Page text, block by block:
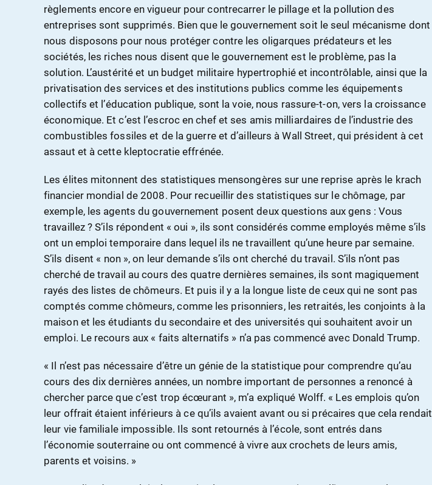
règlements encore en vigueur pour contrecarrer le pillage et la pollution des
entreprises sont supprimés. Bien que le gouvernement soit le seul mécanisme dont
nous disposons pour nous protéger contre les oligarques prédateurs et les
sociétés, les riches nous disent que le gouvernement est le problème, pas la
solution. L’austérité et un budget militaire hypertrophié et incontrôlable, ainsi que la
privatisation des services et des institutions publics comme les équipements
collectifs et l’éducation publique, sont la voie, nous rassure-t-on, vers la croissance
économique. Et c’est l’escroc en chef et ses amis milliardaires de l’industrie des
combustibles fossiles et de la guerre et d’ailleurs à Wall Street, qui président à cet
assaut et à cette kleptocratie effrénée.
Les élites mitonnent des statistiques mensongères sur une reprise après le krach
financier mondial de 2008. Pour recueillir des statistiques sur le chômage, par
exemple, les agents du gouvernement posent deux questions aux gens : Vous
travaillez ? S’ils répondent « oui », ils sont considérés comme employés même s’ils
ont un emploi temporaire dans lequel ils ne travaillent qu’une heure par semaine.
S’ils disent « non », on leur demande s’ils ont cherché du travail. S’ils n’ont pas
cherché de travail au cours des quatre dernières semaines, ils sont magiquement
rayés des listes de chômeurs. Et puis il y a la longue liste de ceux qui ne sont pas
comptés comme chômeurs, comme les prisonniers, les retraités, les conjoints à la
maison et les étudiants du secondaire et des universités qui souhaitent avoir un
emploi. Le recours aux « faits alternatifs » n’a pas commencé avec Donald Trump.
« Il n’est pas nécessaire d’être un génie de la statistique pour comprendre qu’au
cours des dix dernières années, un nombre important de personnes a renoncé à
chercher parce que c’est trop écœurant », m’a expliqué Wolff. « Les emplois qu’on
leur offrait étaient inférieurs à ce qu’ils avaient avant ou si précaires que cela rendait
leur vie familiale impossible. Ils sont retournés à l’école, sont entrés dans
l’économie souterraine ou ont commencé à vivre aux crochets de leurs amis,
parents et voisins. »